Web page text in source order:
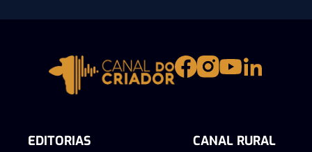
EDITORIAS CANAL RURAL